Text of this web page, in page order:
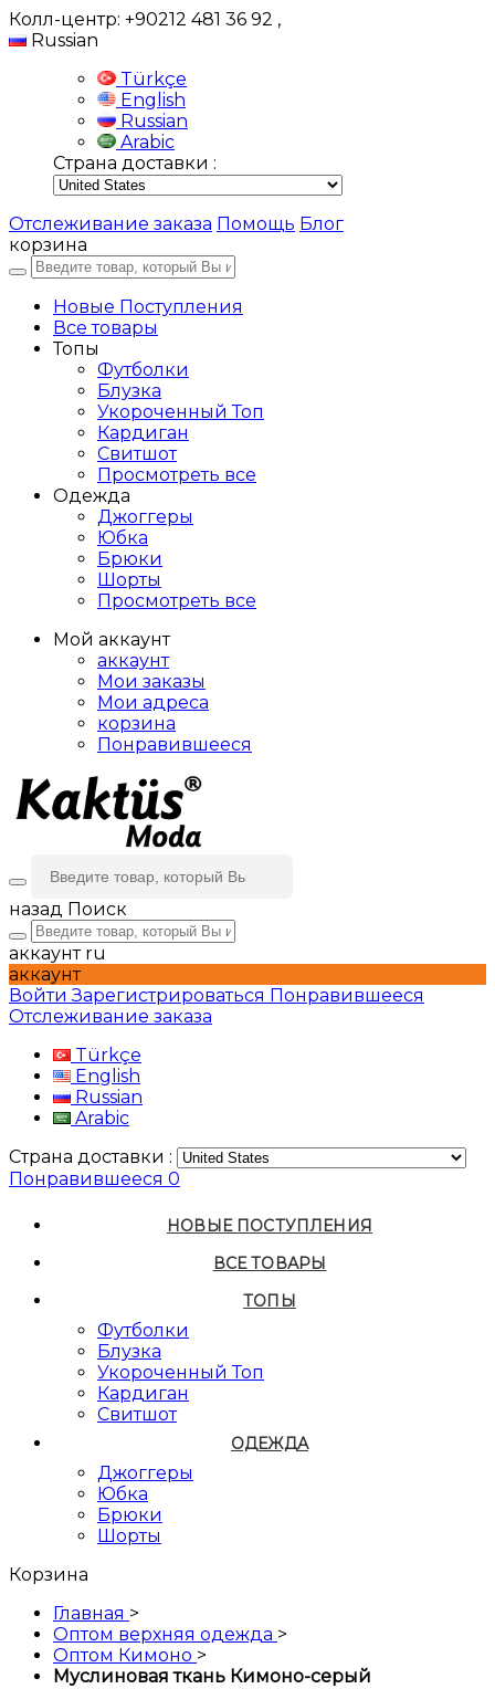
Колл-центр: +90212 481 36 92 ,
Russian
Türkçe
English
Russian
Arabic
Страна доставки :
Отслеживание заказа Помощь Блог
корзина
Новые Поступления
Все товары
Топы
Футболки
Блузка
Укороченный Топ
Кардиган
Свитшот
Просмотреть все
Одежда
Джоггеры
Юбка
Брюки
Шорты
Просмотреть все
Мой аккаунт
аккаунт
Мои заказы
Мои адреса
корзина
Понравившееся
назад Поиск
аккаунт ru
аккаунт
ВойтиЗарегистрироваться Понравившееся
Отслеживание заказа
Türkçe
English
Russian
Arabic
Страна доставки :
Понравившееся 0
НОВЫЕ ПОСТУПЛЕНИЯ
ВСЕ ТОВАРЫ
ТОПЫ
Футболки
Блузка
Укороченный Топ
Кардиган
Свитшот
ОДЕЖДА
Джоггеры
Юбка
Брюки
Шорты
Корзина
Главная >
Оптом верхняя одежда >
Оптом Кимоно >
Муслиновая ткань Кимоно-серый